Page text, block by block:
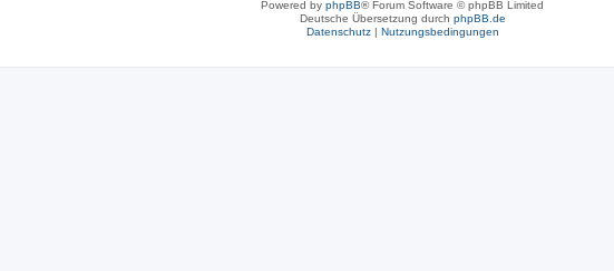
Powered by phpBB® Forum Software © phpBB Limited
Deutsche Übersetzung durch phpBB.de
Datenschutz| Nutzungsbedingungen